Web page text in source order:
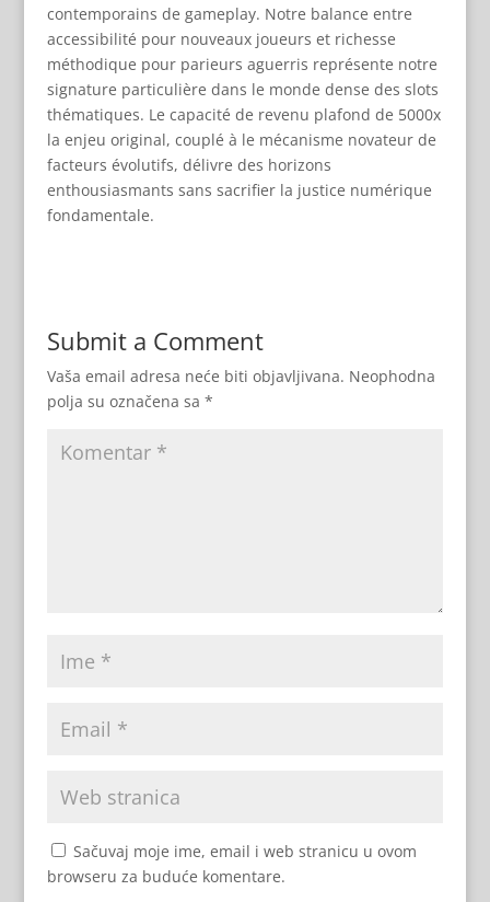
contemporains de gameplay. Notre balance entre
accessibilité pour nouveaux joueurs et richesse
méthodique pour parieurs aguerris représente notre
signature particulière dans le monde dense des slots
thématiques. Le capacité de revenu plafond de 5000x
la enjeu original, couplé à le mécanisme novateur de
facteurs évolutifs, délivre des horizons
enthousiasmants sans sacrifier la justice numérique
fondamentale.
Submit a Comment
Vaša email adresa neće biti objavljivana. Neophodna
polja su označena sa *
Sačuvaj moje ime, email i web stranicu u ovom
browseru za buduće komentare.